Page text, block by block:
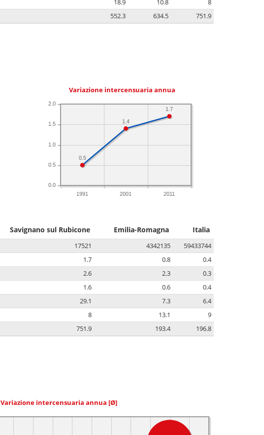
18.9 10.8
8
552.3 634.5 751.9
Variazione intercensuaria annua
1991 2001 2011
0.0
0.5
1.0
1.5
2.0
1.7
1.4
0.5
Savignano sul Rubicone Emilia-Romagna Italia
17521 4342135
59433744
1.7 0.8
0.4
2.6 2.3
0.3
1.6 0.6
0.4
29.1 7.3
6.4
8 13.1
9
751.9 193.4 196.8
Variazione intercensuaria annua [Ø]